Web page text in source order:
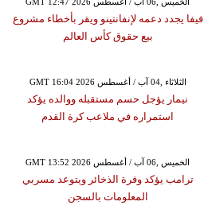
فيفا يجدد دعمه لإنفانتينو ويقر بأخطاء مشروع
بيع حقوق كأس العالم
GMT 16:04 2026 الثلاثاء ,04 آب / أغسطس
نيمار يؤجل حسم مستقبله ووالده يؤكد
استمراره في ملاعب كرة القدم
GMT 13:52 2026 الخميس ,06 آب / أغسطس
ترامب يؤكد وفرة الذخائر ويتوعد مسربي
المعلومات بالسجن